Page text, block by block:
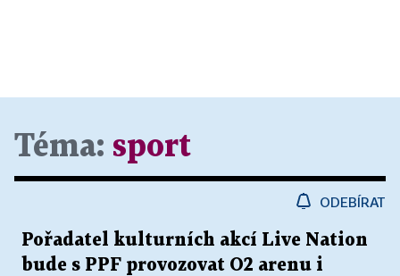
Téma: sport
ODEBÍRAT
Pořadatel kulturních akcí Live Nation
bude s PPF provozovat O2 arenu i